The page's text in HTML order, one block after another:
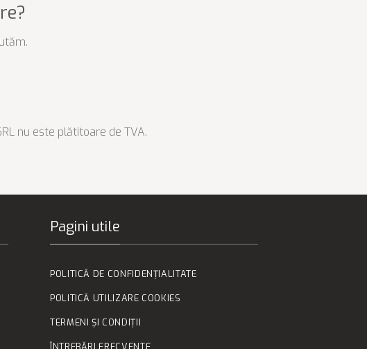
nu este plătitoare de TVA.
Pagini utile
POLITICĂ DE CONFIDENȚIALITATE
POLITICĂ UTILIZARE COOKIES
TERMENI ȘI CONDIȚII
ÎNTREBĂRI FRECVENTE